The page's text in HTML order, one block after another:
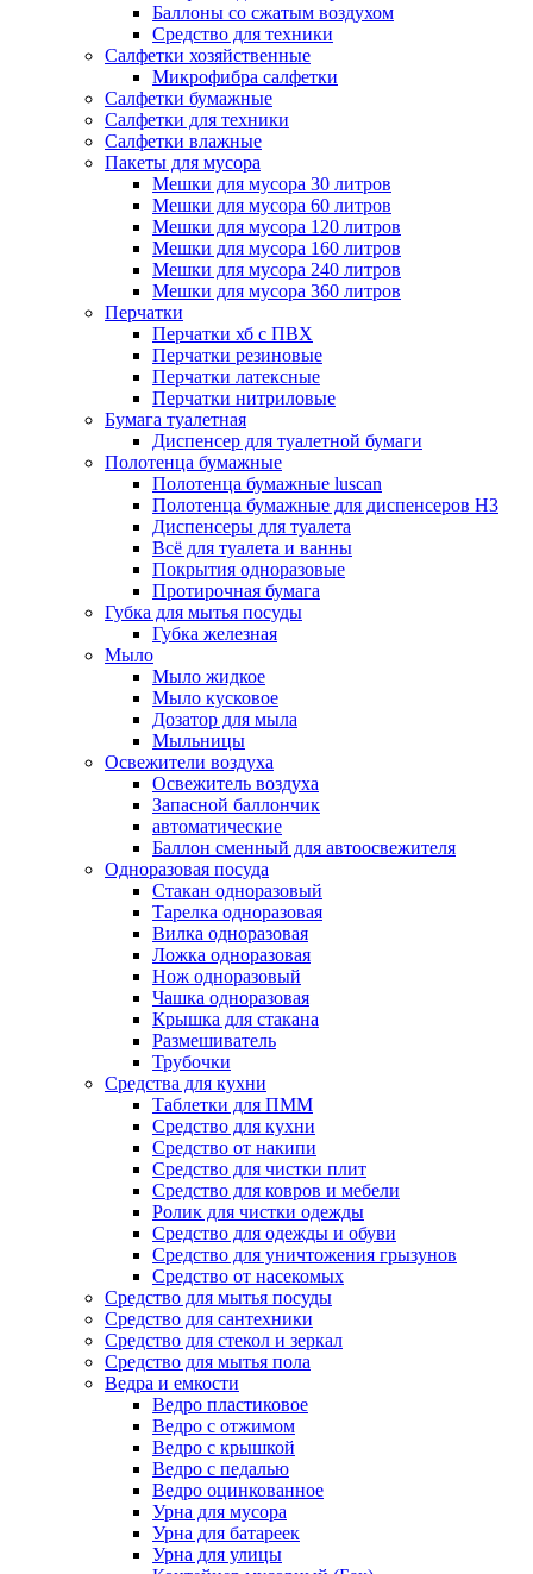
Баллоны со сжатым воздухом
Средство для техники
Салфетки хозяйственные
Микрофибра салфетки
Салфетки бумажные
Салфетки для техники
Салфетки влажные
Пакеты для мусора
Мешки для мусора 30 литров
Мешки для мусора 60 литров
Мешки для мусора 120 литров
Мешки для мусора 160 литров
Мешки для мусора 240 литров
Мешки для мусора 360 литров
Перчатки
Перчатки хб с ПВХ
Перчатки резиновые
Перчатки латексные
Перчатки нитриловые
Бумага туалетная
Диспенсер для туалетной бумаги
Полотенца бумажные
Полотенца бумажные luscan
Полотенца бумажные для диспенсеров H3
Диспенсеры для туалета
Всё для туалета и ванны
Покрытия одноразовые
Протирочная бумага
Губка для мытья посуды
Губка железная
Мыло
Мыло жидкое
Мыло кусковое
Дозатор для мыла
Мыльницы
Освежители воздуха
Освежитель воздуха
Запасной баллончик
автоматические
Баллон сменный для автоосвежителя
Одноразовая посуда
Стакан одноразовый
Тарелка одноразовая
Вилка одноразовая
Ложка одноразовая
Нож одноразовый
Чашка одноразовая
Крышка для стакана
Размешиватель
Трубочки
Средства для кухни
Таблетки для ПММ
Средство для кухни
Средство от накипи
Средство для чистки плит
Средство для ковров и мебели
Ролик для чистки одежды
Средство для одежды и обуви
Средство для уничтожения грызунов
Средство от насекомых
Средство для мытья посуды
Средство для сантехники
Средство для стекол и зеркал
Средство для мытья пола
Ведра и емкости
Ведро пластиковое
Ведро с отжимом
Ведро с крышкой
Ведро с педалью
Ведро оцинкованное
Урна для мусора
Урна для батареек
Урна для улицы